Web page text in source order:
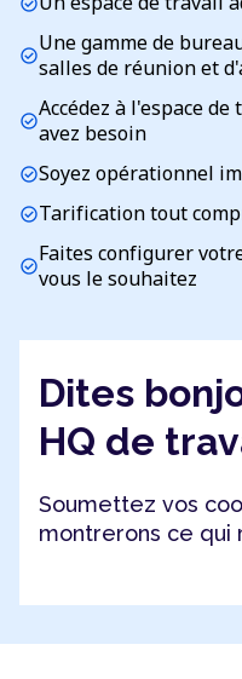
check_circleUne gamme de
salles de réunion et
check_circleAccédez à l'espace
avez besoin
check_circleSoyez opérationnel
check_circleTarification tout
check_circleFaites configurer
vous le souhaitez
Dites
HQ de
Soumettez vos
montrerons ce qui